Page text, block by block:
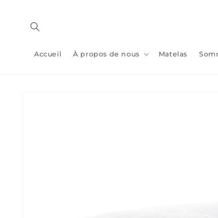
Accueil À propos de nous Matelas